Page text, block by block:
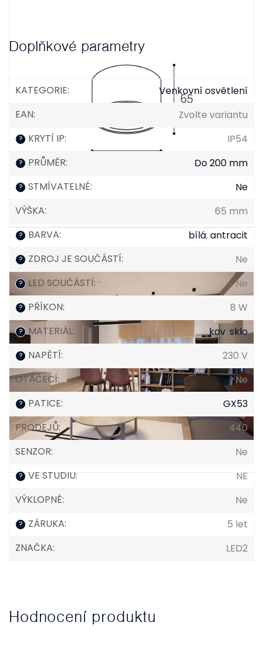
Doplňkové parametry
KATEGORIE:
Venkovní osvětlení
EAN: Zvolte variantu
? KRYTÍ IP: IP54
? PRŮMĚR: Do 200 mm
? STMÍVATELNÉ:
Ne
VÝŠKA: 65 mm
? BARVA: bílá,antracit
? ZDROJ JE SOUČÁSTÍ: Ne
? LED SOUČÁSTÍ: Ne
? PŘÍKON: 8 W
? MATERIÁL: kov sklo
? NAPĚTÍ:
230 V
OTÁČECÍ: Ne
? PATICE:
GX53
PRODEJŮ:
440
SENZOR: Ne
? VE STUDIU:
NE
VÝKLOPNÉ: Ne
? ZÁRUKA:
5 let
ZNAČKA: LED2
Hodnocení produktu